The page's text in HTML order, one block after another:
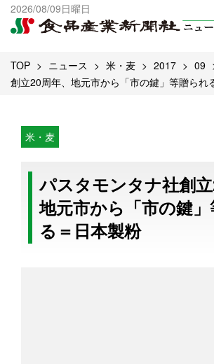
2026/08/09日曜日
出版物一覧へ
試読・購読申し込み
TOP ニュース 米・麦 2017 09
創立20周年、地元市から「市の鍵」等贈られ
米・麦
パスタモンタナ社創立
地元市から「市の鍵
る＝日本製粉